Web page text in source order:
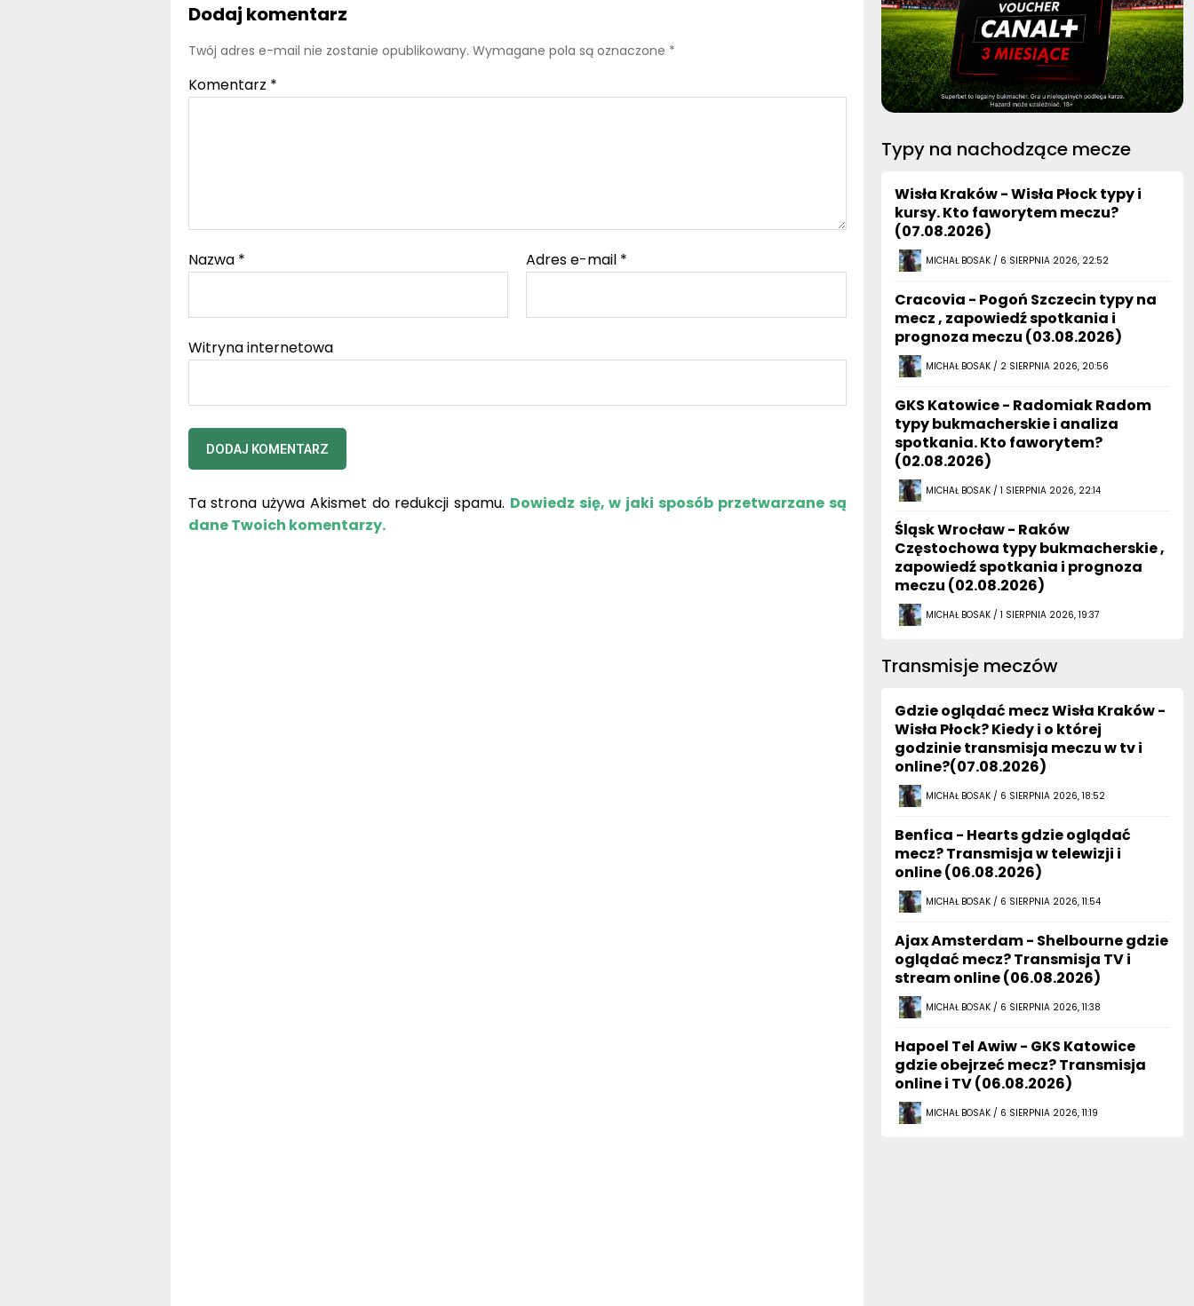
Dodaj komentarz
Twój adres e-mail nie zostanie opublikowany. Wymagane pola są oznaczone *
Komentarz *
Nazwa * Adres e-mail *
Witryna internetowa
Ta strona używa Akismet do redukcji spamu. Dowiedz się, w jaki sposób przetwarzane są
dane Twoich komentarzy.
Typy na nachodzące mecze
Wisła Kraków - Wisła Płock typy i
kursy. Kto faworytem meczu?
(07.08.2026)
MICHAŁ BOSAK / 6 SIERPNIA 2026, 22:52
Cracovia - Pogoń Szczecin typy na
mecz , zapowiedź spotkania i
prognoza meczu (03.08.2026)
MICHAŁ BOSAK / 2 SIERPNIA 2026, 20:56
GKS Katowice - Radomiak Radom
typy bukmacherskie i analiza
spotkania. Kto faworytem?
(02.08.2026)
MICHAŁ BOSAK / 1 SIERPNIA 2026, 22:14
Śląsk Wrocław - Raków
Częstochowa typy bukmacherskie ,
zapowiedź spotkania i prognoza
meczu (02.08.2026)
MICHAŁ BOSAK / 1 SIERPNIA 2026, 19:37
Transmisje meczów
Gdzie oglądać mecz Wisła Kraków -
Wisła Płock? Kiedy i o której
godzinie transmisja meczu w tv i
online?(07.08.2026)
MICHAŁ BOSAK / 6 SIERPNIA 2026, 18:52
Benfica - Hearts gdzie oglądać
mecz? Transmisja w telewizji i
online (06.08.2026)
MICHAŁ BOSAK / 6 SIERPNIA 2026, 11:54
Ajax Amsterdam - Shelbourne gdzie
oglądać mecz? Transmisja TV i
stream online (06.08.2026)
MICHAŁ BOSAK / 6 SIERPNIA 2026, 11:38
Hapoel Tel Awiw - GKS Katowice
gdzie obejrzeć mecz? Transmisja
online i TV (06.08.2026)
MICHAŁ BOSAK / 6 SIERPNIA 2026, 11:19